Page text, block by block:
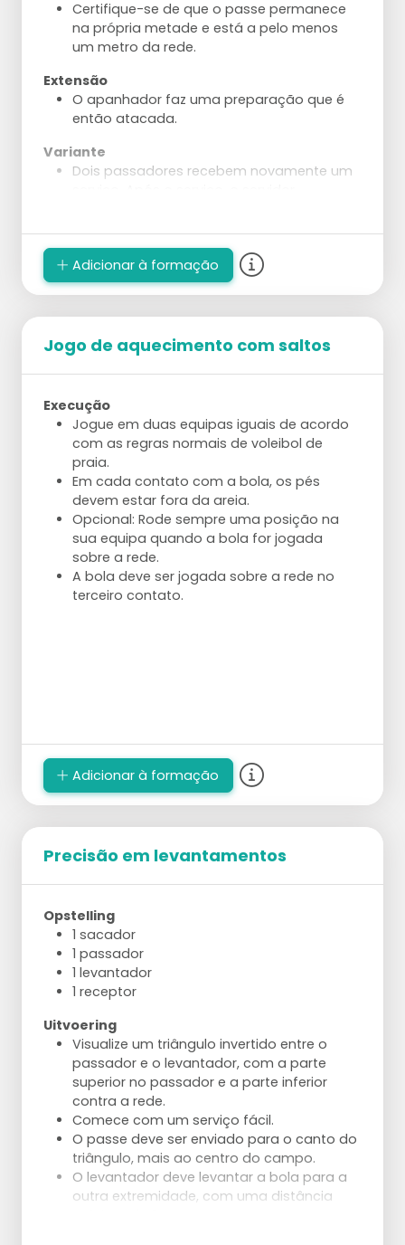
Certifique-se de que o passe permanece
na própria metade e está a pelo menos
um metro da rede.
Extensão
O apanhador faz uma preparação que é
então atacada.
Variante
Dois passadores recebem novamente um
Depois que o passe é dado, o passador
observa onde o servidor está.
Segue-se uma preparação e ataque,
servidor torna-se passador reserva, o
passador que atacou torna-se o
levantador, e o levantador torna-se
servidor.
Adicionar à formação
Jogo de aquecimento com saltos
Execução
Jogue em duas equipas iguais de acordo
com as regras normais de voleibol de
praia.
Em cada contato com a bola, os pés
devem estar fora da areia.
Opcional: Rode sempre uma posição na
sua equipa quando a bola for jogada
sobre a rede.
A bola deve ser jogada sobre a rede no
terceiro contato.
Adicionar à formação
Precisão em levantamentos
Opstelling
1 sacador
1 passador
1 levantador
1 receptor
Uitvoering
Visualize um triângulo invertido entre o
passador e o levantador, com a parte
superior no passador e a parte inferior
contra a rede.
Comece com um serviço fácil.
O passe deve ser enviado para o canto do
triângulo, mais ao centro do campo.
O levantador deve levantar a bola para a
outra extremidade, com uma distância